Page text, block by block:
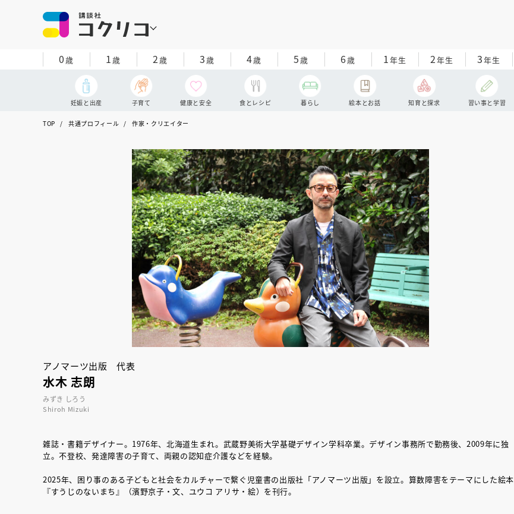
0歳 1歳 2歳 3歳 4歳 5歳 6歳 1年生 2年生 3年生
妊娠と出産 子育て 健康と安全 食とレシピ 暮らし 絵本とお話 知育と探求 習い事と学習
TOP 共通プロフィール 作家・クリエイター
アノマーツ出版 代表
水木 志朗
みずき しろう
Shiroh Mizuki
雑誌・書籍デザイナー。1976年、北海道生まれ。武蔵野美術大学基礎デザイン学科卒業。デザイン事務所で勤務後、2009年に独
立。不登校、発達障害の子育て、両親の認知症介護などを経験。
2025年、困り事のある子どもと社会をカルチャーで繋ぐ児童書の出版社「アノマーツ出版」を設立。算数障害をテーマにした絵本
『すうじのないまち』（濱野京子・文、ユウコ アリサ・絵）を刊行。
『NO.６再会』（あさのあつこ）特設サ
イト ＃４ 2026年９月30日発売決定！
フリースクールという選択